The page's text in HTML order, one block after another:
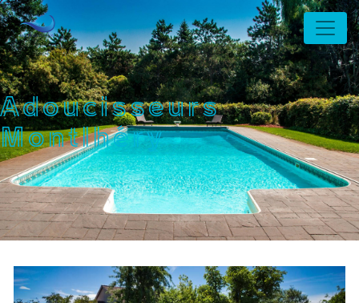
Panneau de gestion des cookies
Adoucisseurs
Montlhéry